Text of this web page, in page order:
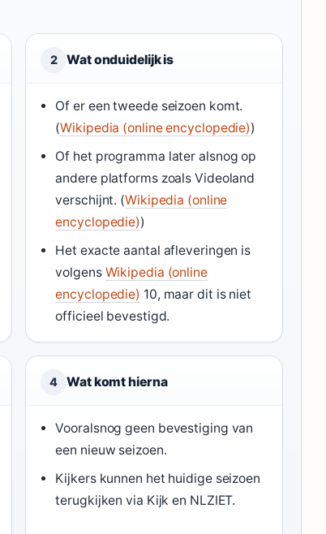
2 Wat onduidelijk is
Of er een tweede seizoen komt.
(Wikipedia (online encyclopedie))
Of het programma later alsnog op
andere platforms zoals Videoland
verschijnt. (Wikipedia (online
encyclopedie))
Het exacte aantal afleveringen is
volgens Wikipedia (online
encyclopedie) 10, maar dit is niet
officieel bevestigd.
4 Wat komt hierna
Vooralsnog geen bevestiging van
een nieuw seizoen.
Kijkers kunnen het huidige seizoen
terugkijken via Kijk en NLZIET.